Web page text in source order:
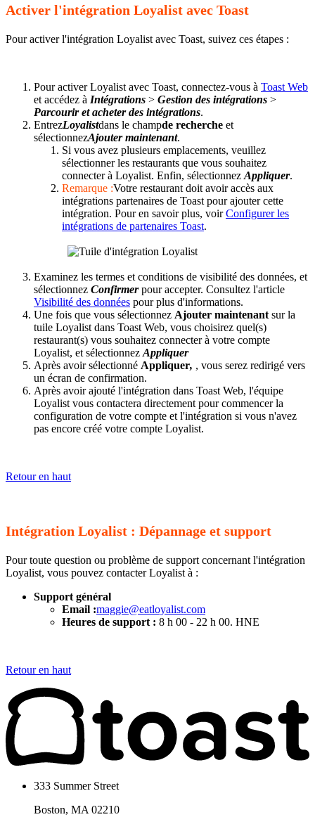
Activer l'intégration Loyalist avec Toast
Pour activer l'intégration Loyalist avec Toast, suivez ces étapes :
Pour activer Loyalist avec Toast, connectez-vous à Toast Web
et accédez à Intégrations > Gestion des intégrations >
Parcourir et acheter des intégrations.
EntrezLoyalistdans le champde recherche et
sélectionnezAjouter maintenant.
Si vous avez plusieurs emplacements, veuillez
sélectionner les restaurants que vous souhaitez
connecter à Loyalist. Enfin, sélectionnez Appliquer.
Remarque :Votre restaurant doit avoir accès aux
intégrations partenaires de Toast pour ajouter cette
intégration. Pour en savoir plus, voirConfigurer les
intégrations de partenaires Toast.
Examinez les termes et conditions de visibilité des données, et
sélectionnez Confirmerpour accepter. Consultez l'article
Visibilité des données pour plus d'informations.
Une fois que vous sélectionnez Ajouter maintenant sur la
tuile Loyalist dans Toast Web, vous choisirez quel(s)
restaurant(s) vous souhaitez connecter à votre compte
Loyalist, et sélectionnez Appliquer
Après avoir sélectionné Appliquer, , vous serez redirigé vers
un écran de confirmation.
Après avoir ajouté l'intégration dans Toast Web, l'équipe
Loyalist vous contactera directement pour commencer la
configuration de votre compte et l'intégration si vous n'avez
pas encore créé votre compte Loyalist.
Retour en haut
Intégration Loyalist : Dépannage et support
Pour toute question ou problème de support concernant l'intégration
Loyalist, vous pouvez contacter Loyalist à :
Support général
Email :maggie@eatloyalist.com
Heures de support : 8 h 00 - 22 h 00. HNE
Retour en haut
333 Summer Street
Boston, MA 02210